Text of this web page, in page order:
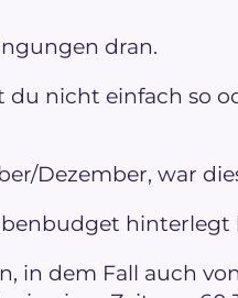
dran.
du nicht einfach so
Dezember, war
hinterlegt
in dem Fall auch